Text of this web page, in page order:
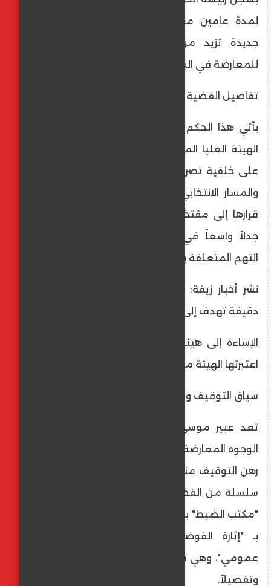
لمدة عامين مع النفاذ، في خطوة قضائية
جديدة تزيد من تعقيد المشهد السياسي
للمعارضة في البلاد.
​تفاصيل القضية والتهم
​يأتي هذا الحكم بناءً على شكوى تقدمت بها
الهيئة العليا المستقلة للانتخابات ضد موسي،
على خلفية تصريحات انتقدت فيها أداء الهيئة
والمسار الانتخابي. وقد استندت المحكمة في
جدلاً واسعاً في الأوساط الحقوقية، وتحديداً
التهم المتعلقة بـ:
​نشر أخبار زيفة: اتهامها بترويج معلومات غير
دقيقة تهدف إلى "تضليل الرأي العام".
​الإساءة إلى هيئة رسمية: عبر تصريحات علنية
اعتبرتها الهيئة مساساً بحيادها ونزاهتها.
​سياق التوقيف والملاحقات
​تعد عبير موسي، النائبة السابقة وإحدى أبرز
الوجوه المعارضة لسياسات الرئيس قيس سعيد،
سلسلة من القضايا القانونية، من أبرزها قضية
"مكتب الضبط" بصر قرطاج، وقضايا أخرى تتعلق
بـ "إثارة الفوضى" و"الاعتداء على موظف
عمومي"، وهي تهم تنفيها هيئة دفاعها جملة
وتفصيلاً.